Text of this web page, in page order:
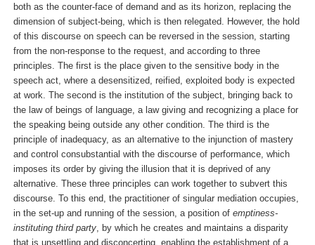
both as the counter-face of demand and as its horizon, replacing the
dimension of subject-being, which is then relegated. However, the hold
of this discourse on speech can be reversed in the session, starting
from the non-response to the request, and according to three
principles. The first is the place given to the sensitive body in the
speech act, where a desensitized, reified, exploited body is expected
at work. The second is the institution of the subject, bringing back to
the law of beings of language, a law giving and recognizing a place for
the speaking being outside any other condition. The third is the
principle of inadequacy, as an alternative to the injunction of mastery
and control consubstantial with the discourse of performance, which
imposes its order by giving the illusion that it is deprived of any
alternative. These three principles can work together to subvert this
discourse. To this end, the practitioner of singular mediation occupies,
in the set-up and running of the session, a position of emptiness-
instituting third party , by which he creates and maintains a disparity
that is unsettling and disconcerting, enabling the establishment of a